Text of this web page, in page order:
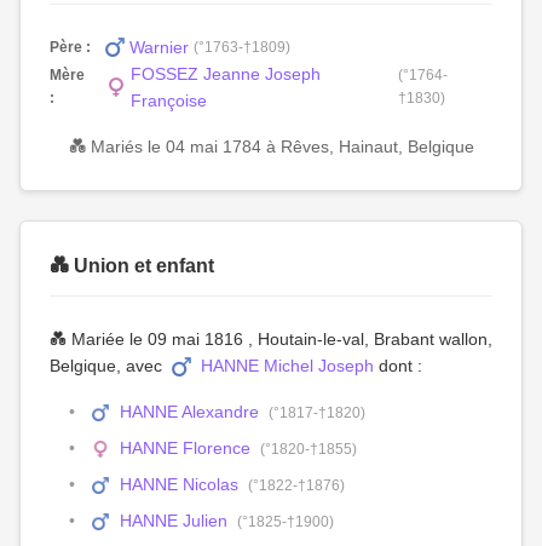
Père : Warnier (°1763-†1809)
Mère
:
FOSSEZ Jeanne Joseph
Françoise
(°1764-
†1830)
💑 Mariés le 04 mai 1784 à Rêves, Hainaut, Belgique
💑 Union et enfant
💑 Mariée le 09 mai 1816 , Houtain-le-val, Brabant wallon,
Belgique, avec
HANNE Michel Joseph dont :
HANNE Alexandre (°1817-†1820)
HANNE Florence (°1820-†1855)
HANNE Nicolas (°1822-†1876)
HANNE Julien (°1825-†1900)